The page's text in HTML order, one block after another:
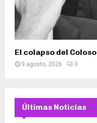
El colapso del Coloso
9 agosto, 2026 0
Últimas Noticias